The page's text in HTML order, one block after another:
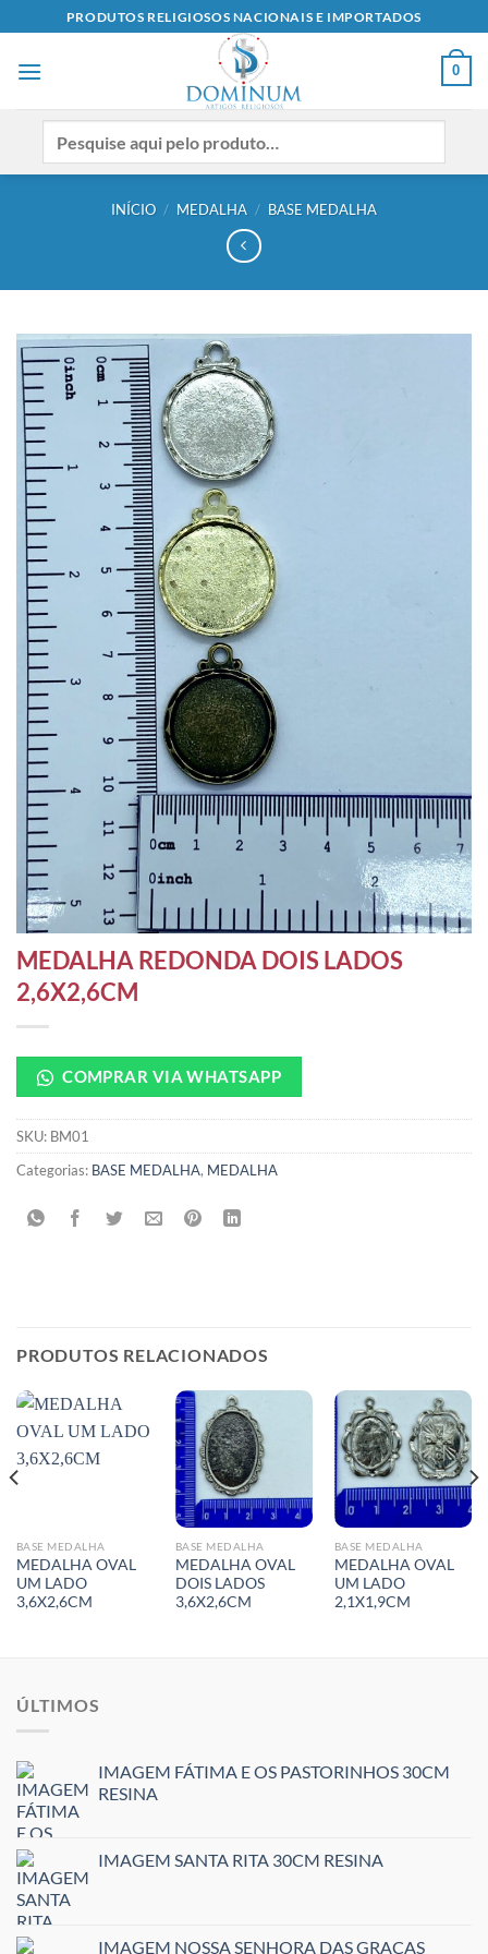
to
content
PRODUTOS RELIGIOSOS NACIONAIS E IMPORTADOS
0
INÍCIO / MEDALHA / BASE MEDALHA
MEDALHA REDONDA DOIS LADOS
2,6X2,6CM
COMPRAR VIA WHATSAPP
SKU: BM01
Categorias: BASE MEDALHA, MEDALHA
PRODUTOS RELACIONADOS
BASE MEDALHA
MEDALHA OVAL
UM LADO
3,6X2,6CM
BASE MEDALHA
MEDALHA OVAL
DOIS LADOS
3,6X2,6CM
BASE MEDALHA
MEDALHA OVAL
UM LADO
2,1X1,9CM
ÚLTIMOS
IMAGEM FÁTIMA E OS PASTORINHOS 30CM
RESINA
IMAGEM SANTA RITA 30CM RESINA
IMAGEM NOSSA SENHORA DAS GRAÇAS